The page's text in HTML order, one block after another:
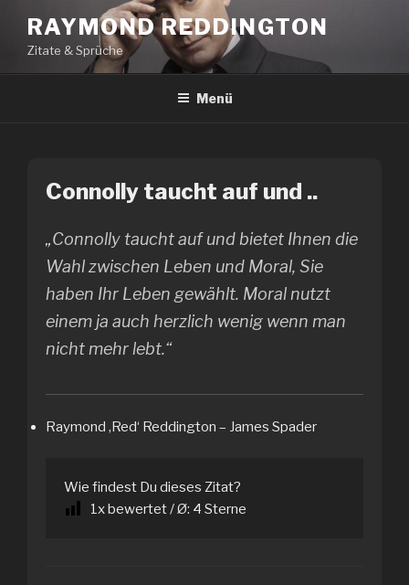
Inhalt
springen
RAYMOND REDDINGTON
Zitate & Sprüche
Menü
Connolly taucht auf und ..
„Connolly taucht auf und bietet Ihnen die
Wahl zwischen Leben und Moral, Sie
haben Ihr Leben gewählt. Moral nutzt
einem ja auch herzlich wenig wenn man
nicht mehr lebt.“
Raymond ‚Red‘ Reddington – James Spader
Wie findest Du dieses Zitat?
1x bewertet / Ø: 4 Sterne